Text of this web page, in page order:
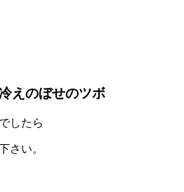
えのぼせのツボ
したら
さい。